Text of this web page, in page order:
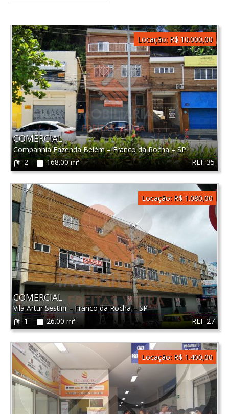
REF 35
COMERCIAL
Companhia Fazenda Belém–Franco da Rocha–SP
2
168.00 m²
Locação: R$ 10.000,00
REF 27
COMERCIAL
Vila Artur Sestini –Franco da Rocha–SP
1
26.00 m²
Locação: R$ 1.080,00
Locação: R$ 1.400,00